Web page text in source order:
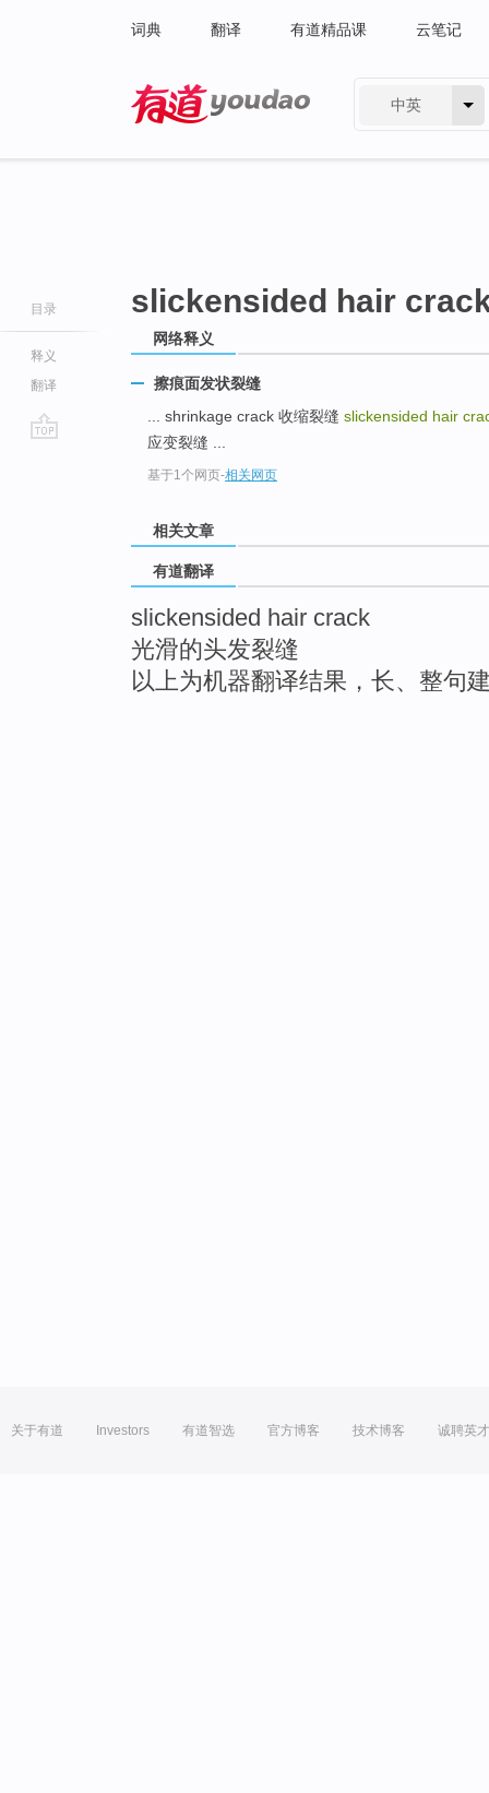
词典 翻译 有道精品课 云笔记
中英
目录
释义
翻译
slickensided hair
网络释义
擦痕面发状裂缝
... shrinkage crack 收缩裂缝 slickensided hair
应变裂缝 ...
基于1个网页-相关网页
相关文章
有道翻译
slickensided hair crack
光滑的头发裂缝
以上为机器翻译结果，长、整句
关于有道 Investors 有道智选 官方博客 技术博客 诚聘英才